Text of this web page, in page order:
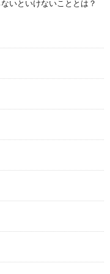
いといけないこととは？